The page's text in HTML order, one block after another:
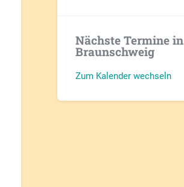
Nächste Termine in
Braunschweig
Zum Kalender wechseln